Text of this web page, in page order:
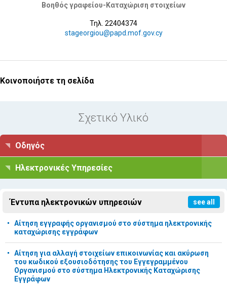
Βοηθός γραφείου-Καταχώριση στοιχείων
Τηλ. 22404374
stageorgiou@papd.mof.gov.cy
Κοινοποιήστε τη σελίδα
Σχετικό Υλικό
Οδηγός
Ηλεκτρονικές Υπηρεσίες
Έντυπα ηλεκτρονικών υπηρεσιών see all
Αίτηση εγγραφής οργανισμού στο σύστημα ηλεκτρονικής
καταχώρισης εγγράφων
Αίτηση για αλλαγή στοιχείων επικοινωνίας και ακύρωση
του κωδικού εξουσιοδότησης του Εγγεγραμμένου
Οργανισμού στο σύστημα Ηλεκτρονικής Καταχώρισης
Εγγράφων